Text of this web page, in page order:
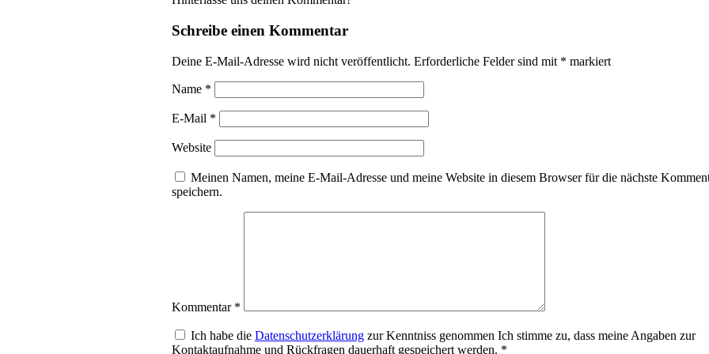
Schreibe einen Kommentar
Deine E-Mail-Adresse wird nicht veröffentlicht. Erforderliche Felder sind mit * markiert
Name *
E-Mail *
Website
Meinen Namen, meine E-Mail-Adresse und meine Website in diesem Browser für die nächste
speichern.
Kommentar *
Ich habe die Datenschutzerklärung zur Kenntniss genommen Ich stimme zu, dass meine Angaben zur
Kontaktaufnahme und Rückfragen dauerhaft gespeichert werden. *